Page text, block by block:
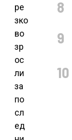
ре
зко
во
зр
ос
ли
за
по
сл
ед